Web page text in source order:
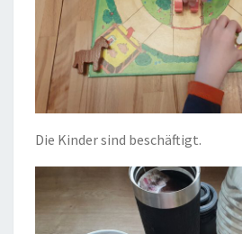
Die Kinder sind beschäftigt.